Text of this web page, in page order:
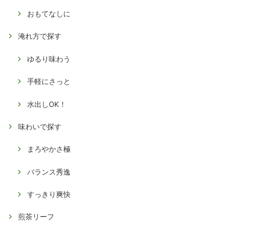
おもてなしに
淹れ方で探す
ゆるり味わう
手軽にさっと
水出しOK！
味わいで探す
まろやかさ極
バランス秀逸
すっきり爽快
煎茶リーフ